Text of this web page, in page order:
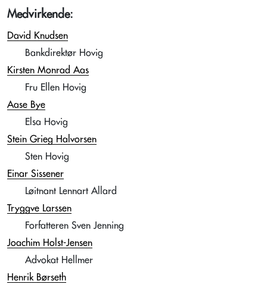
Medvirkende:
David Knudsen
Bankdirektør Hovig
Kirsten Monrad Aas
Fru Ellen Hovig
Aase Bye
Elsa Hovig
Stein Grieg Halvorsen
Sten Hovig
Einar Sissener
Løitnant Lennart Allard
Tryggve Larssen
Forfatteren Sven Jenning
Joachim Holst-Jensen
Advokat Hellmer
Henrik Børseth